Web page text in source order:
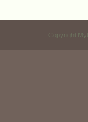
Copyright